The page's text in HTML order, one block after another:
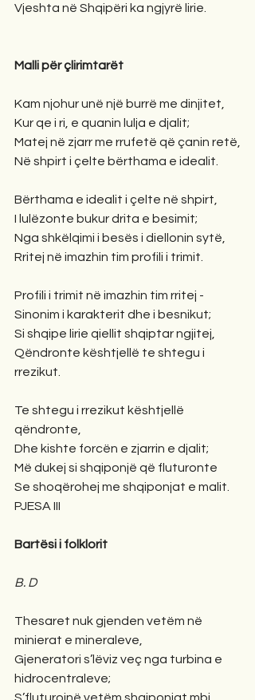
Vjeshta në Shqipëri ka ngjyrë lirie.
Malli për çlirimtarët
Kam njohur unë një burrë me dinjitet,
Kur qe i ri, e quanin lulja e djalit;
Matej në zjarr me rrufetë që çanin retë,
Në shpirt i çelte bërthama e idealit.
Bërthama e idealit i çelte në shpirt,
I lulëzonte bukur drita e besimit;
Nga shkëlqimi i besës i diellonin sytë,
Rritej në imazhin tim profili i trimit.
Profili i trimit në imazhin tim rritej -
Sinonim i karakterit dhe i besnikut;
Si shqipe lirie qiellit shqiptar ngjitej,
Qëndronte kështjellë te shtegu i
rrezikut.
Te shtegu i rrezikut kështjellë
qëndronte,
Dhe kishte forcën e zjarrin e djalit;
Më dukej si shqiponjë që fluturonte
Se shoqërohej me shqiponjat e malit.
PJESA III
Bartësi i folklorit
B. D
Thesaret nuk gjenden vetëm në
minierat e mineraleve,
Gjeneratori s’lëviz veç nga turbina e
hidrocentraleve;